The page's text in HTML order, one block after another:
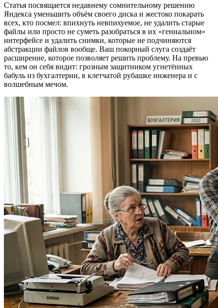
Статья посвящается недавнему сомнительному решению
Яндекса уменьшить объём своего диска и жестоко покарать
всех, кто посмел: впихнуть невпихуемое, не удалить старые
файлы или просто не суметь разобраться в их «гениальном»
интерфейсе и удалить снимки, которые не подчиняются
абстракции файлов вообще. Ваш покорный слуга создаёт
расширение, которое позволяет решить проблему. На превью
то, кем он себя видит: грозным защитником угнетённых
бабуль из бухгалтерии, в клетчатой рубашке инженера и с
волшебным мечом.